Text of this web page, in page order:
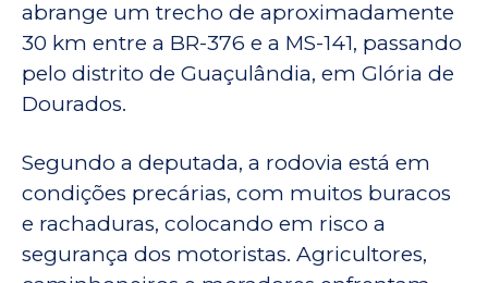
abrange um trecho de aproximadamente
30 km entre a BR-376 e a MS-141, passando
pelo distrito de Guaçulândia, em Glória de
Dourados.
Segundo a deputada, a rodovia está em
condições precárias, com muitos buracos
e rachaduras, colocando em risco a
segurança dos motoristas. Agricultores,